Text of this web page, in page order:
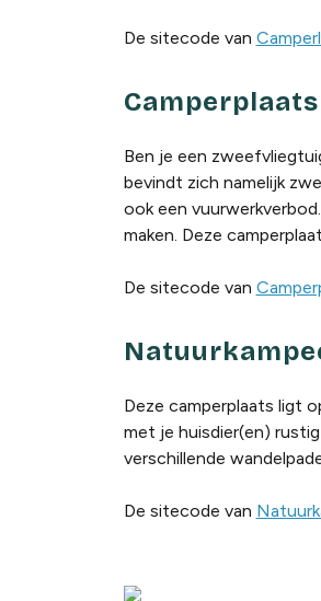
De sitecode van
Ben je een
bevindt zich namelijk
ook een
maken. Deze
De sitecode van
Deze camperplaats ligt
met je huisdier(en)
verschillende
De sitecode van